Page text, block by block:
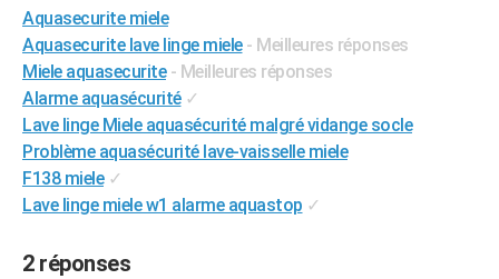
COPAINS D'AVANT
S'inscrire
Se connecter
Lycées
Collèges
Primaires
Universités
Entreprises
Service militaire
Avis de recherche
AVIS DE DÉCÈS
FORUM
Bricolage
Lifestyle
Culture
Sport
Auto
Television
Voyage
Cinema
Aquasecurite miele
Aquasecurite lave linge miele - Meilleures réponses
Miele aquasecurite - Meilleures réponses
Alarme aquasécurité ✓
Lave linge Miele aquasécurité malgré vidange socle
Problème aquasécurité lave-vaisselle miele
F138 miele ✓
Lave linge miele w1 alarme aquastop ✓
2 réponses